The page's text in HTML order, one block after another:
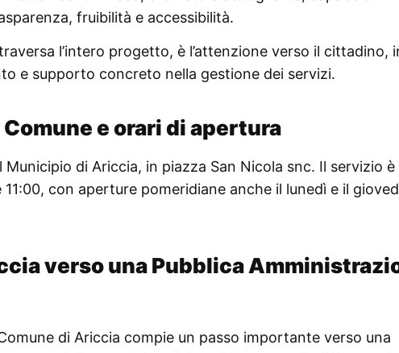
fruibilità e accessibilità.
l’intero progetto, è l’attenzione verso il cittadino,
e supporto concreto nella gestione dei servizi.
e orari di apertura
di Ariccia, in piazza San Nicola snc. Il servizio è
con aperture pomeridiane anche il lunedì e il
verso una Pubblica
di Ariccia compie un passo importante verso una